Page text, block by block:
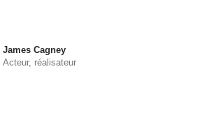
James Cagney
Acteur, réalisateur